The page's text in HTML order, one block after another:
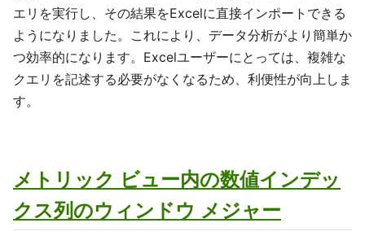
エリを実行し、その結果をExcelに直接インポートできる
ようになりました。これにより、データ分析がより簡単か
つ効率的になります。Excelユーザーにとっては、複雑な
クエリを記述する必要がなくなるため、利便性が向上しま
す。
メトリック ビュー内の数値インデッ
クス列のウィンドウ メジャー